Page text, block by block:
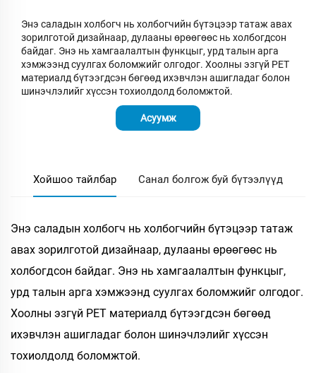
Энэ саладын холбогч нь холбогчийн бүтэцээр татаж авах
зорилготой дизайнаар, дулааны өрөөгөөс нь холбогдсон
байдаг. Энэ нь хамгаалалтын функцыг, урд талын арга
хэмжээнд суулгах боломжийг олгодог. Хоолны эзгүй PET
материалд бүтээгдсэн бөгөөд ихэвчлэн ашигладаг болон
шинэчлэлийг хүссэн тохиолдолд боломжтой.
Асуумж
Хойшоо тайлбар Санал болгож буй бүтээлүүд
Энэ саладын холбогч нь холбогчийн бүтэцээр татаж
авах зорилготой дизайнаар, дулааны өрөөгөөс нь
холбогдсон байдаг. Энэ нь хамгаалалтын функцыг,
урд талын арга хэмжээнд суулгах боломжийг олгодог.
Хоолны эзгүй PET материалд бүтээгдсэн бөгөөд
ихэвчлэн ашигладаг болон шинэчлэлийг хүссэн
тохиолдолд боломжтой.